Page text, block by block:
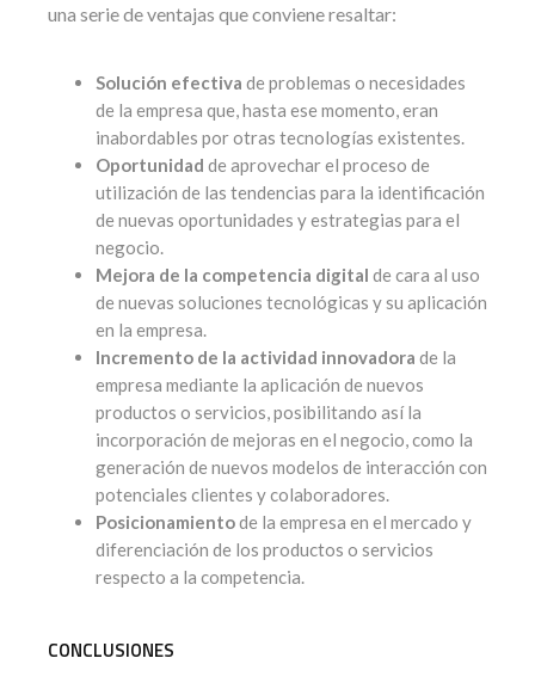
una serie de ventajas que conviene resaltar:
Solución efectiva de problemas o necesidades
de la empresa que, hasta ese momento, eran
inabordables por otras tecnologías existentes.
Oportunidad de aprovechar el proceso de
utilización de las tendencias para la identificación
de nuevas oportunidades y estrategias para el
negocio.
Mejora de la competencia digital de cara al uso
de nuevas soluciones tecnológicas y su aplicación
en la empresa.
Incremento de la actividad innovadora de la
empresa mediante la aplicación de nuevos
productos o servicios, posibilitando así la
incorporación de mejoras en el negocio, como la
generación de nuevos modelos de interacción con
potenciales clientes y colaboradores.
Posicionamientode la empresa en el mercado y
diferenciación de los productos o servicios
respecto a la competencia.
CONCLUSIONES